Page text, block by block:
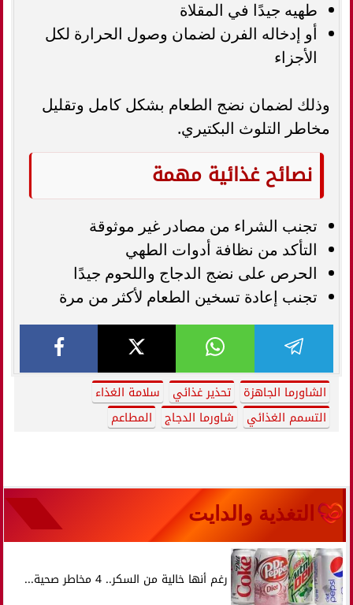
طهيه جيدًا في المقلاة
أو إدخاله الفرن لضمان وصول الحرارة لكل
الأجزاء
وذلك لضمان نضج الطعام بشكل كامل وتقليل
مخاطر التلوث البكتيري.
نصائح غذائية مهمة
تجنب الشراء من مصادر غير موثوقة
التأكد من نظافة أدوات الطهي
الحرص على نضج الدجاج واللحوم جيدًا
تجنب إعادة تسخين الطعام لأكثر من مرة
الشاورما الجاهزة تحذير غذائي
سلامة الغذاء
التسمم الغذائي
شاورما الدجاج المطاعم
التغذية والدايت
رغم أنها خالية من السكر.. 4 مخاطر صحية...